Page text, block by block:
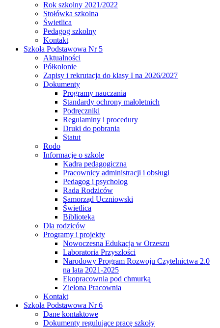
Rok szkolny 2021/2022
Stołówka szkolna
Świetlica
Pedagog szkolny
Kontakt
Szkoła Podstawowa Nr 5
Aktualności
Półkolonie
Zapisy i rekrutacja do klasy I na 2026/2027
Dokumenty
Programy nauczania
Standardy ochrony małoletnich
Podręczniki
Regulaminy i procedury
Druki do pobrania
Statut
Rodo
Informacje o szkole
Kadra pedagogiczna
Pracownicy administracji i obsługi
Pedagog i psycholog
Rada Rodziców
Samorząd Uczniowski
Świetlica
Biblioteka
Dla rodziców
Programy i projekty
Nowoczesna Edukacja w Orzeszu
Laboratoria Przyszłości
Narodowy Program Rozwoju Czytelnictwa 2.0
na lata 2021-2025
Ekopracownia pod chmurką
Zielona Pracownia
Kontakt
Szkoła Podstawowa Nr 6
Dane kontaktowe
Dokumenty regulujące pracę szkoły